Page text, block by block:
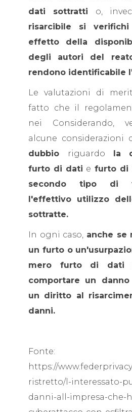
dati sottratti o,
risarcibile si
effetto della
degli autori del
rendono identificabile
Le valutazioni di
fatto che il
nei Considerando,
alcune considerazioni
dubbio
riguardo
la
furto di dati e furto di
secondo tipo di
l'effettivo utilizzo
sottratte.
In ogni caso, anche se
un furto o
mero furto di dati
comportare un
un diritto al
danni.
Fonte:
https://
ristretto/l-interessato-
danni-all-impresa-che-